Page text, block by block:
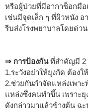
หรือผู้ป่วยที่มีอากาช็อกมือ
เช่นมีจุดเล็ก ๆ ที่ผิวหนัง อ
รีบส่งโรงพยาบาลโดยด่วน
⇒ การป้องกันที่สำคัญมี 2
1.ระวังอย่าให้ยุงกัด ต้อง
2.ช่วยกันกำจัดแหล่งเพา
แหล่งซึ่งคนทำขึ้น เพราะ
ดังกล่าวมาแล้วข้างต้น ฉ